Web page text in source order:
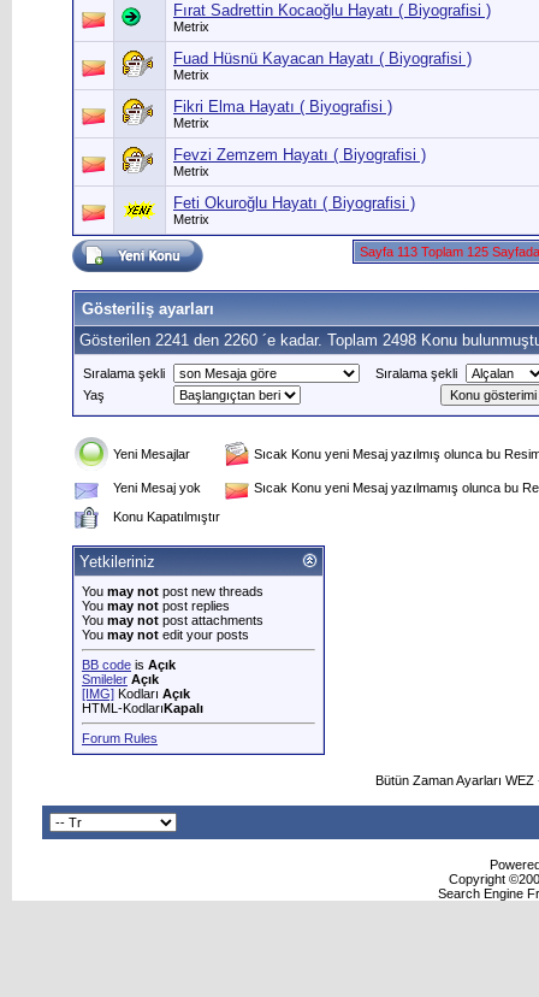
Fırat Sadrettin Kocaoğlu Hayatı ( Biyografisi )
Metrix
Fuad Hüsnü Kayacan Hayatı ( Biyografisi )
Metrix
Fikri Elma Hayatı ( Biyografisi )
Metrix
Fevzi Zemzem Hayatı ( Biyografisi )
Metrix
Feti Okuroğlu Hayatı ( Biyografisi )
Metrix
Sayfa 113 Toplam 125
Gösteriliş ayarları
Gösterilen 2241 den 2260 ´e kadar. Toplam 2498 Konu
Sıralama şekli
Sıralama şekli
Yaş
Yeni Mesajlar Sıcak Konu yeni Mesaj yazılmış olunca bu
Yeni Mesaj yok
Sıcak Konu yeni Mesaj yazılmamış olunca bu
Konu Kapatılmıştır
Yetkileriniz
You may not post new threads
You may not post replies
You may not post attachments
You may not edit your posts
BB code is Açık
Smileler Açık
[IMG] Kodları Açık
HTML-KodlarıKapalı
Forum Rules
Bütün Zaman Ayarları
Copyright
Search Engine